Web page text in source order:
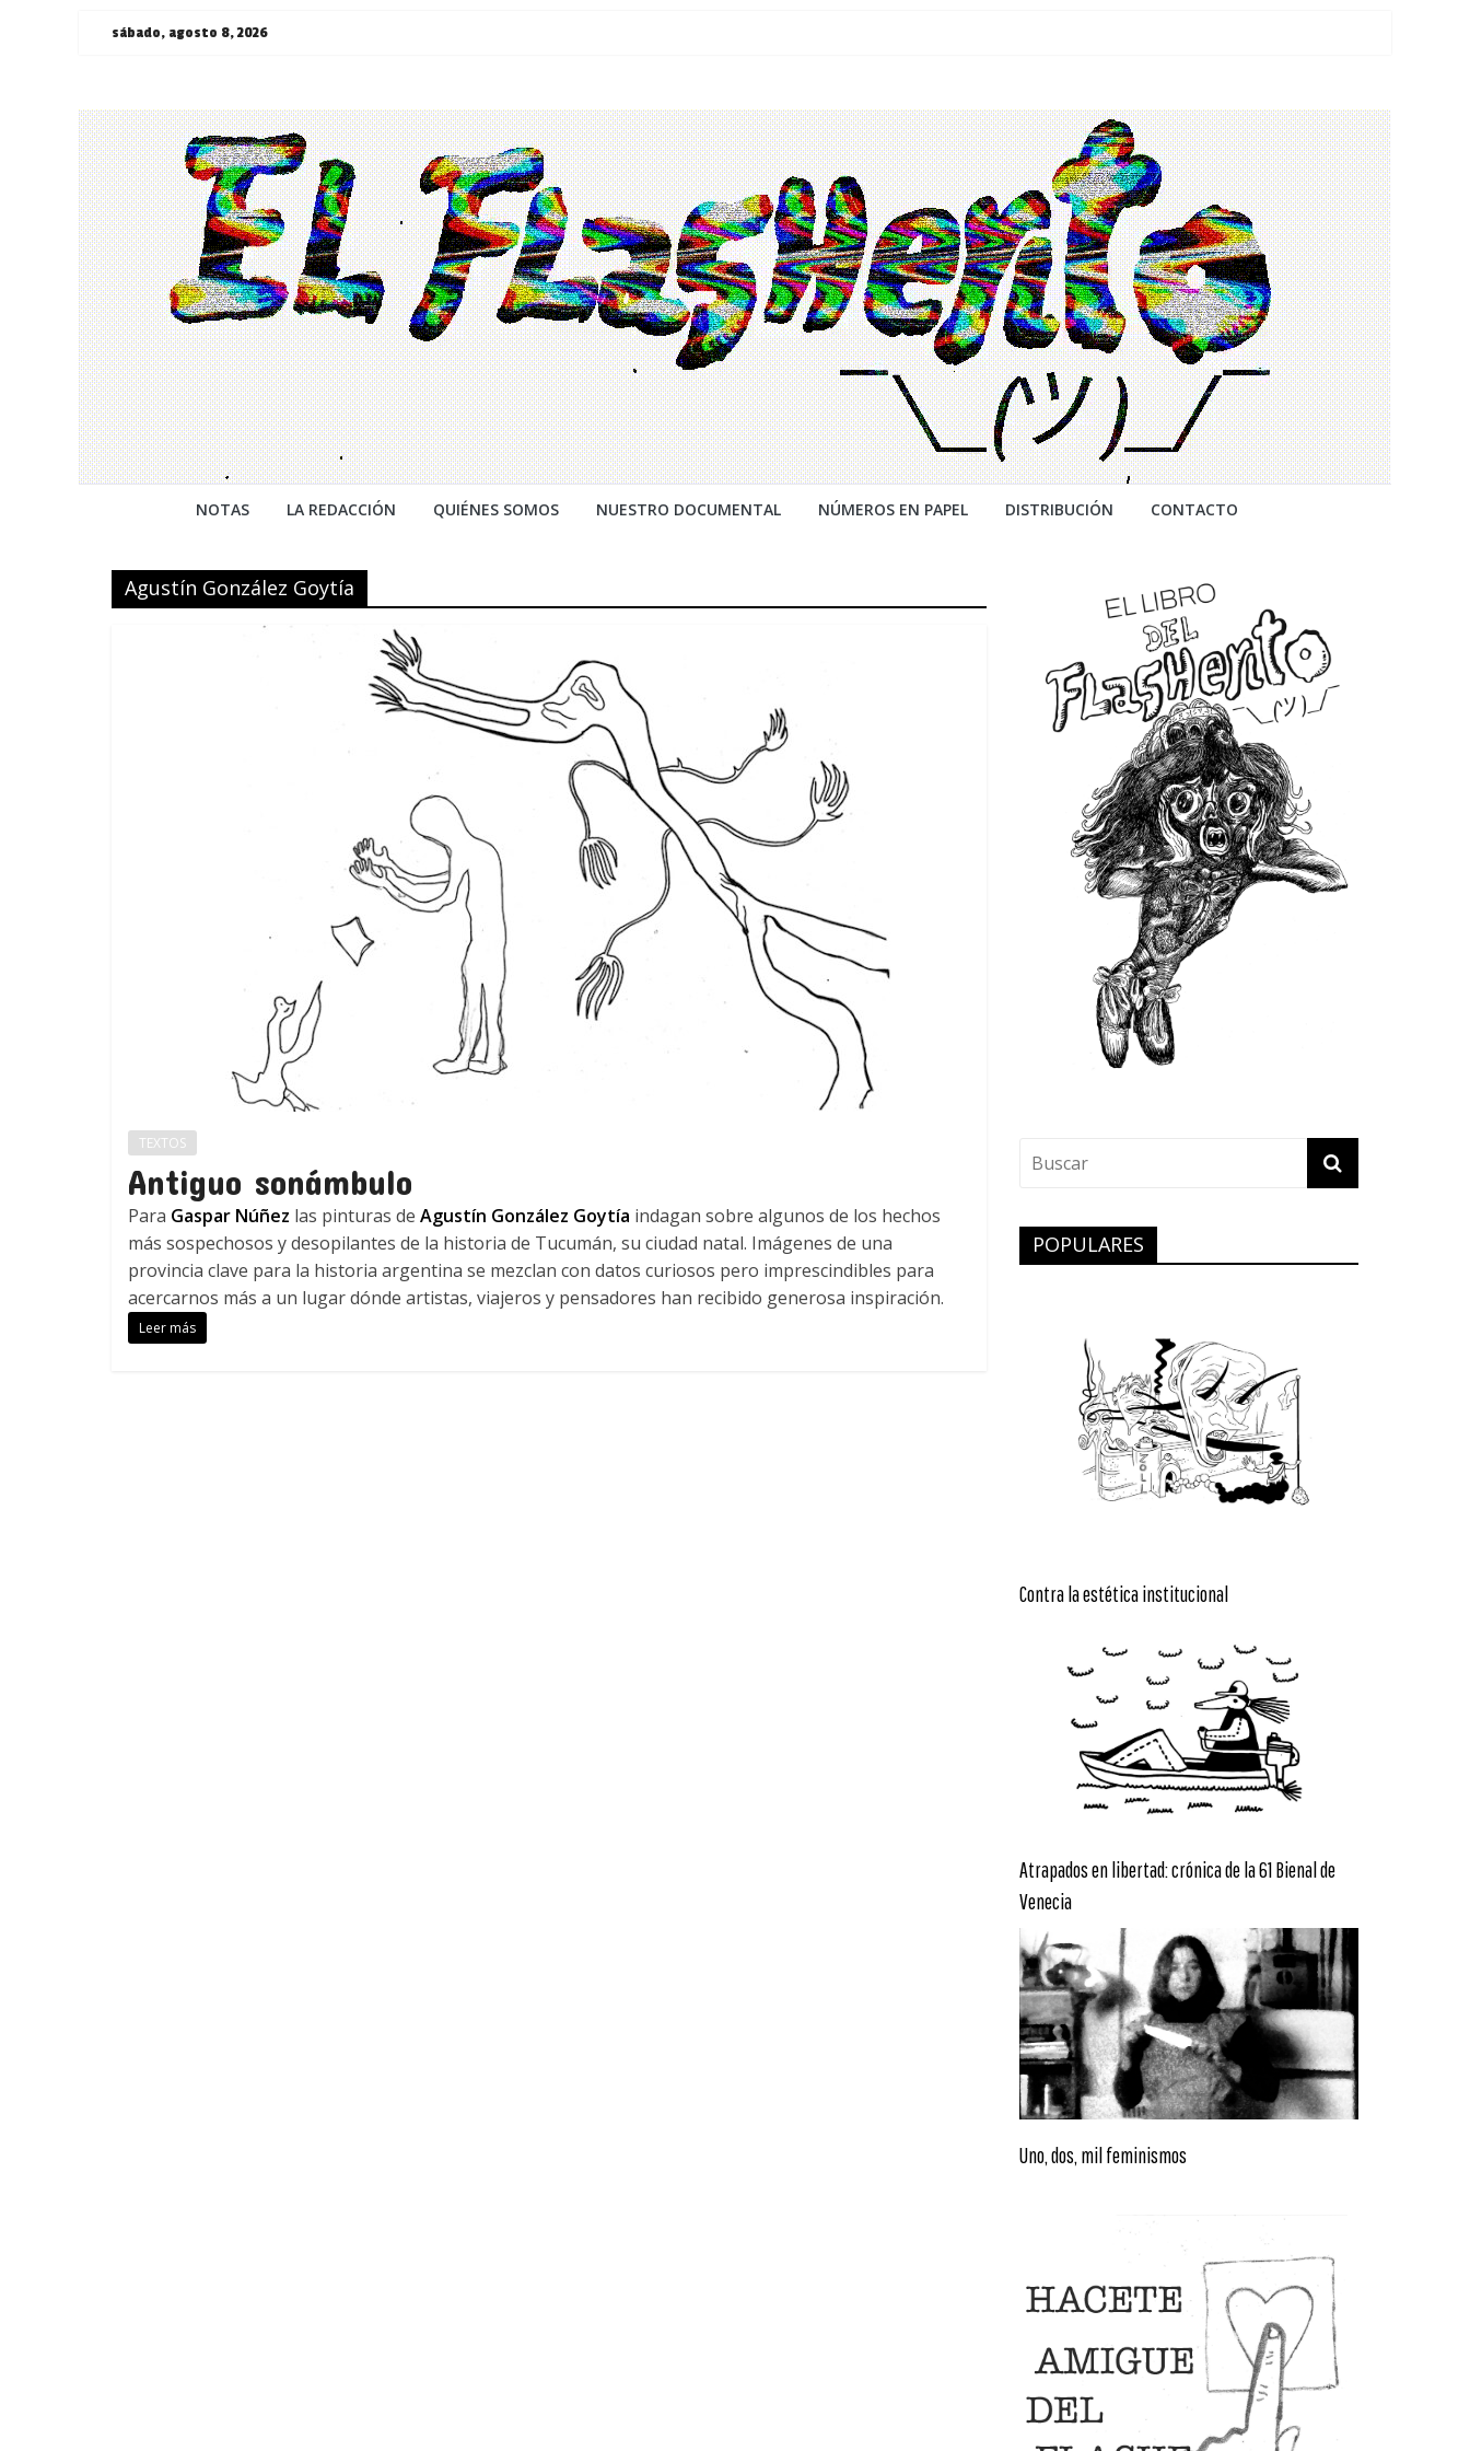
Saltarsábado, agosto 8, 2026
¯\_(ツ)_/
¯
NOTAS LA REDACCIÓN QUIÉNES SOMOS NUESTRO DOCUMENTAL NÚMEROS EN PAPEL DISTRIBUCIÓN CONTACTO
Agustín González Goytía
TEXTOS
Antiguo sonámbulo
Para Gaspar Núñez las pinturas de Agustín González Goytía indagan sobre algunos de los hechos
más sospechosos y desopilantes de la historia de Tucumán, su ciudad natal. Imágenes de una
provincia clave para la historia argentina se mezclan con datos curiosos pero imprescindibles para
acercarnos más a un lugar dónde artistas, viajeros y pensadores han recibido generosa inspiración.
Leer más
POPULARES
Contra la estética institucional
Atrapados en libertad: crónica de la 61 Bienal de
Venecia
Uno, dos, mil feminismos